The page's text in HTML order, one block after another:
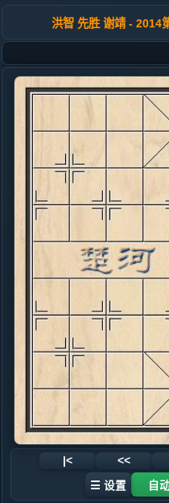
洪智 先胜 谢靖 - 2014
|< <<
☰ 设置 自